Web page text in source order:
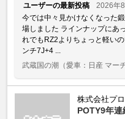
ユーザーの最新投稿
2026年
今では中々見かけなくなった
場しました ラインナップにあ
れでもRZ2よりちょっと軽い
ンチ7J+4 ...
武蔵国の潮 （愛車：日産 マーチ
株式会社プ
POTY9年